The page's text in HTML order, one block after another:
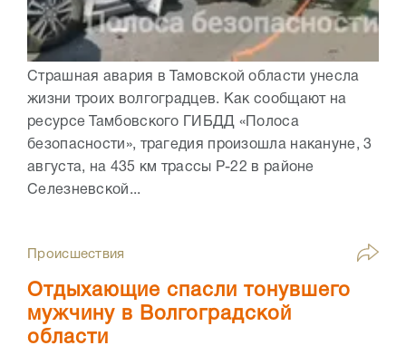
Страшная авария в Тамовской области унесла
жизни троих волгоградцев. Как сообщают на
ресурсе Тамбовского ГИБДД «Полоса
безопасности», трагедия произошла накануне, 3
августа, на 435 км трассы Р-22 в районе
Селезневской...
Происшествия
Отдыхающие спасли тонувшего
мужчину в Волгоградской
области